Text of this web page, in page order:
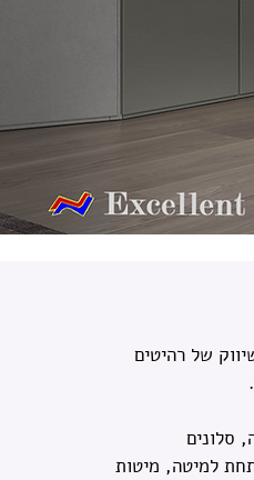
ביבוא ושיווק של רהיטים
סלונים
למיטה, מיטות